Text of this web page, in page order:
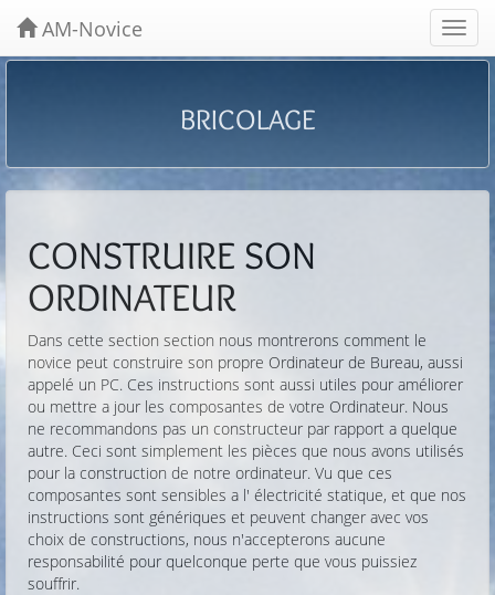
AM-Novice
BRICOLAGE
CONSTRUIRE SON
ORDINATEUR
Dans cette section section nous montrerons comment le
novice peut construire son propre Ordinateur de Bureau, aussi
appelé un PC. Ces instructions sont aussi utiles pour améliorer
ou mettre a jour les composantes de votre Ordinateur. Nous
ne recommandons pas un constructeur par rapport a quelque
autre. Ceci sont simplement les pièces que nous avons utilisés
pour la construction de notre ordinateur. Vu que ces
composantes sont sensibles a l' électricité statique, et que nos
instructions sont génériques et peuvent changer avec vos
choix de constructions, nous n'accepterons aucune
responsabilité pour quelconque perte que vous puissiez
souffrir.